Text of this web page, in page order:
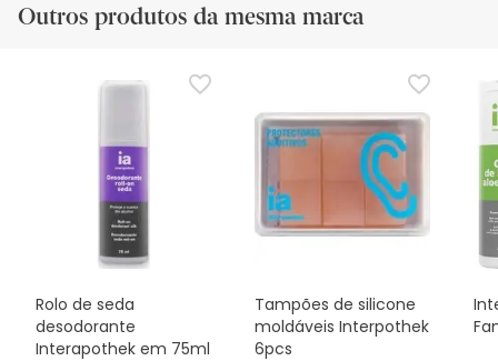
Outros produtos da mesma marca
Rolo de seda
desodorante
Interapothek em 75ml
Tampões de silicone
moldáveis Interpothek
6pcs